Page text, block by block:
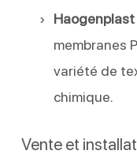
Haogenplast
membranes
variété de
chimique.
Vente et